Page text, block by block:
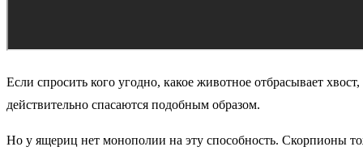
Если спросить кого угодно, какое животное отбрасывает
действительно спасаются подобным образом.
Но у ящериц нет монополии на эту способность. Скорпионы